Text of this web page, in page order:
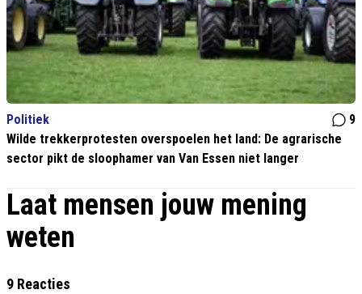
Politiek
9
Wilde trekkerprotesten overspoelen het land: De agrarische
sector pikt de sloophamer van Van Essen niet langer
Laat mensen jouw mening
weten
9 Reacties